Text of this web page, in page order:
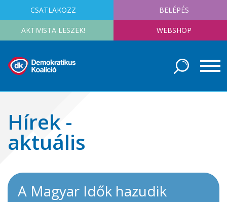
CSATLAKOZZ BELÉPÉS
AKTIVISTA LESZEK! WEBSHOP
Hírek -
aktuális
A Magyar Idők hazudik